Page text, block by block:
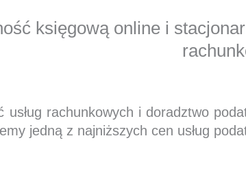
księgową online i
rachunkowych i doradztwo
jedną z najniższych cen usług